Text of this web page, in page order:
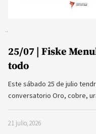
25/07 | Fiske
todo
Este sábado 25 de julio
conversatorio Oro, cobre,
21 julio, 2026